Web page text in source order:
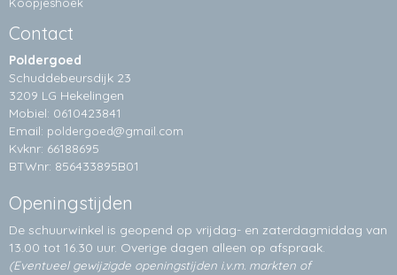
Contact
Poldergoed
Schuddebeursdijk 23
3209 LG Hekelingen
Mobiel: 0610423841
Email: poldergoed@gmail.com
Kvknr: 66188695
BTWnr: 856433895B01
Openingstijden
De schuurwinkel is geopend op vrijdag- en zaterdagmiddag van
13.00 tot 16.30 uur. Overige dagen alleen op afspraak.
(Eventueel gewijzigde openingstijden i.v.m. markten of